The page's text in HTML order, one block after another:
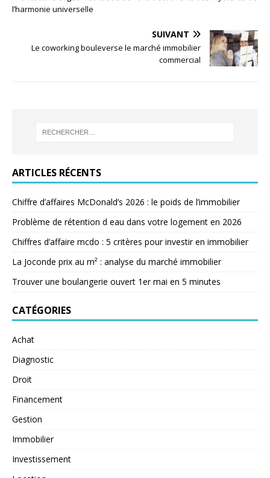
l’harmonie universelle
SUIVANT
Le coworking bouleverse le marché immobilier
commercial
ARTICLES RÉCENTS
Chiffre d’affaires McDonald’s 2026 : le poids de l’immobilier
Problème de rétention d eau dans votre logement en 2026
Chiffres d’affaire mcdo : 5 critères pour investir en immobilier
La Joconde prix au m² : analyse du marché immobilier
Trouver une boulangerie ouvert 1er mai en 5 minutes
CATÉGORIES
Achat
Diagnostic
Droit
Financement
Gestion
Immobilier
Investissement